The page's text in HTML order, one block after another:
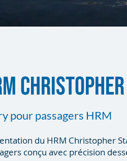
pour passagers HRM
du HRM Christopher
conçu avec précision